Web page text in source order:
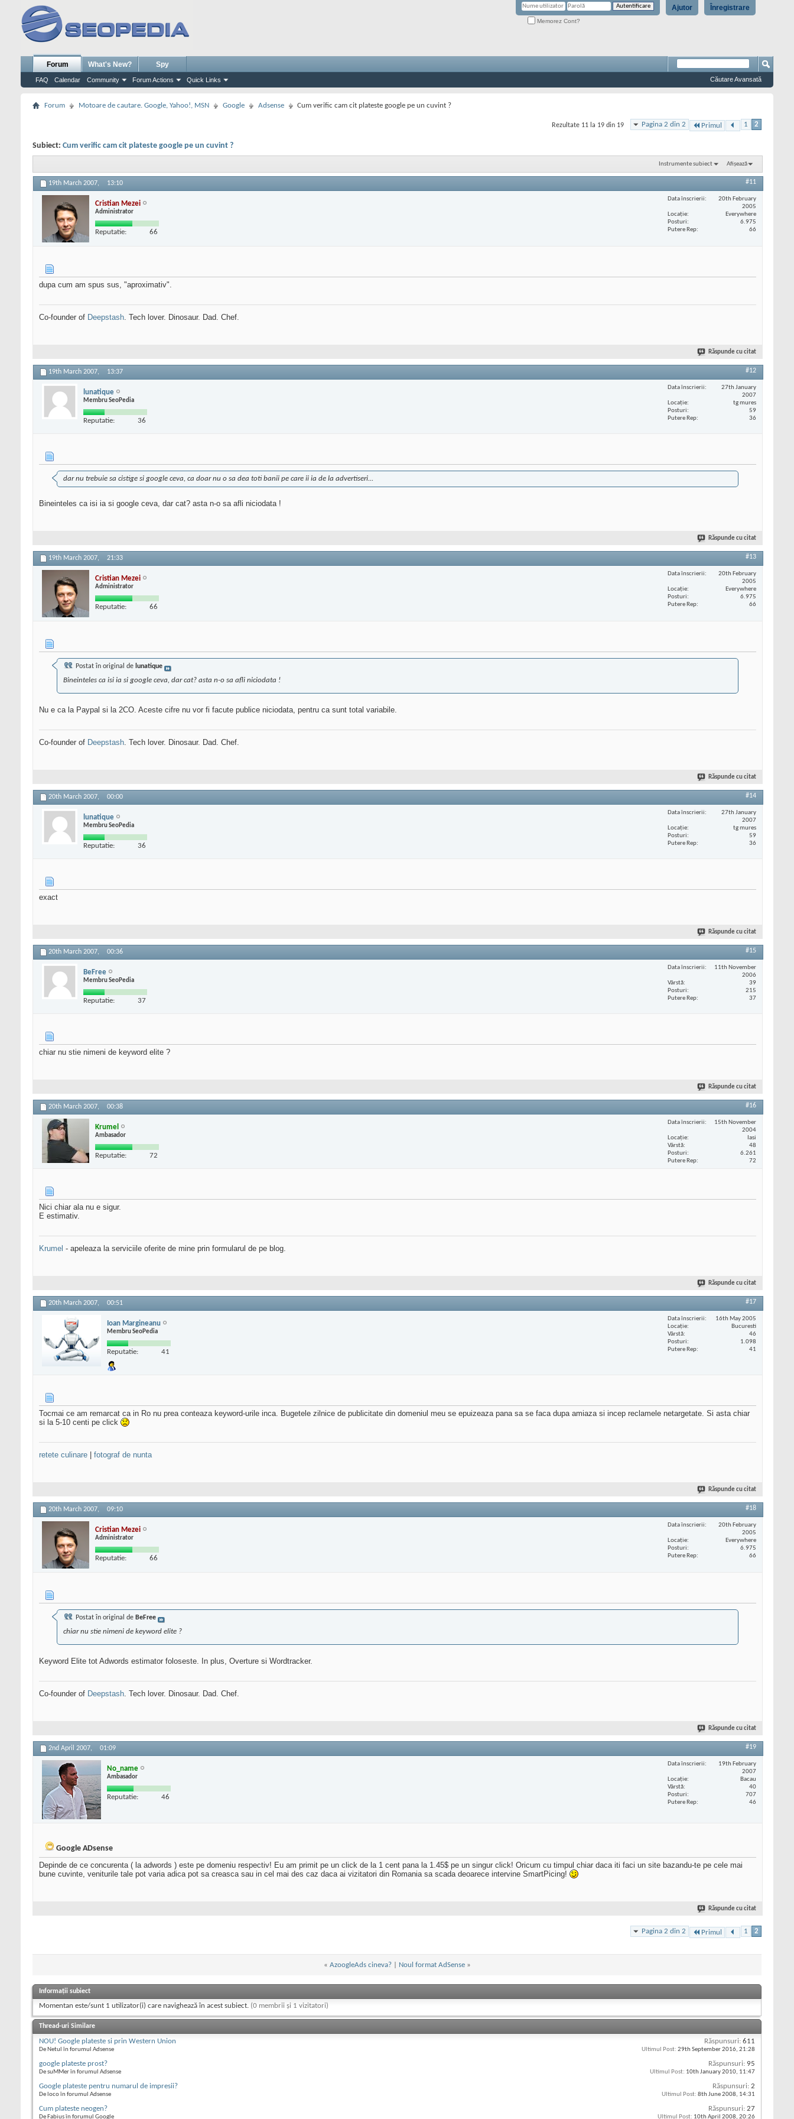
Înregistrare
Ajutor
Memorez Cont?
Forum
FAQ Calendar Community Forum Actions Quick Links
What's New? Spy
Căutare Avansată
Forum Motoare de cautare. Google, Yahoo!, MSN Google Adsense Cum verific cam cit plateste google pe un cuvint ?
Pagina 2 din 2 Primul 1 2
Rezultate 11 la 19 din 19
Subiect: Cum verific cam cit plateste google pe un cuvint ?
Instrumente subiect Afișează
19th March 2007, 13:10 #11
Cristian Mezei
Administrator
Reputatie: 66
Data înscrierii
20th February
2005
Locaţie
Everywhere
Posturi
6.975
Putere Rep
66
dupa cum am spus sus, "aproximativ".
Co-founder of Deepstash. Tech lover. Dinosaur. Dad. Chef.
Răspunde cu citat
19th March 2007, 13:37 #12
lunatique
Membru SeoPedia
Reputatie: 36
Data înscrierii
27th January
2007
Locaţie
tg mures
Posturi
59
Putere Rep
36
dar nu trebuie sa cistige si google ceva, ca doar nu o sa dea toti banii pe care ii ia de la advertiseri...
Bineinteles ca isi ia si google ceva, dar cat? asta n-o sa afli niciodata !
Răspunde cu citat
19th March 2007, 21:33 #13
Cristian Mezei
Administrator
Reputatie: 66
Data înscrierii
20th February
2005
Locaţie
Everywhere
Posturi
6.975
Putere Rep
66
Postat în original de lunatique
Bineinteles ca isi ia si google ceva, dar cat? asta n-o sa afli niciodata !
Nu e ca la Paypal si la 2CO. Aceste cifre nu vor fi facute publice niciodata, pentru ca sunt total variabile.
Co-founder of Deepstash. Tech lover. Dinosaur. Dad. Chef.
Răspunde cu citat
20th March 2007, 00:00 #14
lunatique
Membru SeoPedia
Reputatie: 36
Data înscrierii
27th January
2007
Locaţie
tg mures
Posturi
59
Putere Rep
36
exact
Răspunde cu citat
20th March 2007, 00:36 #15
BeFree
Membru SeoPedia
Reputatie: 37
Data înscrierii
11th November
2006
Vârstă
39
Posturi
215
Putere Rep
37
chiar nu stie nimeni de keyword elite ?
Răspunde cu citat
20th March 2007, 00:38 #16
Krumel
Ambasador
Reputatie: 72
Data înscrierii
15th November
2004
Locaţie
Iasi
Vârstă
48
Posturi
6.261
Putere Rep
72
Nici chiar ala nu e sigur.
E estimativ.
Krumel - apeleaza la serviciile oferite de mine prin formularul de pe blog.
Răspunde cu citat
20th March 2007, 00:51 #17
Ioan Margineanu
Membru SeoPedia
Reputatie: 41
Data înscrierii
16th May 2005
Locaţie
Bucuresti
Vârstă
46
Posturi
1.098
Putere Rep
41
Tocmai ce am remarcat ca in Ro nu prea conteaza keyword-urile inca. Bugetele zilnice de publicitate din domeniul meu se epuizeaza pana sa se faca dupa amiaza si incep reclamele netargetate. Si asta chiar
si la 5-10 centi pe click
retete culinare fotograf de nunta
Răspunde cu citat
20th March 2007, 09:10 #18
Cristian Mezei
Administrator
Reputatie: 66
Data înscrierii
20th February
2005
Locaţie
Everywhere
Posturi
6.975
Putere Rep
66
Postat în original de BeFree
chiar nu stie nimeni de keyword elite ?
Keyword Elite tot Adwords estimator foloseste. In plus, Overture si Wordtracker.
Co-founder of Deepstash. Tech lover. Dinosaur. Dad. Chef.
Răspunde cu citat
2nd April 2007, 01:09 #19
No_name
Ambasador
Reputatie: 46
Data înscrierii
19th February
2007
Locaţie
Bacau
Vârstă
40
Posturi
707
Putere Rep
46
Google ADsense
Depinde de ce concurenta ( la adwords ) este pe domeniu respectiv! Eu am primit pe un click de la 1 cent pana la 1.45$ pe un singur click! Oricum cu timpul chiar daca iti faci un site bazandu-te pe cele mai
bune cuvinte, veniturile tale pot varia adica pot sa creasca sau in cel mai des caz daca ai vizitatori din Romania sa scada deoarece intervine SmartPicing!
Răspunde cu citat
Pagina 2 din 2 Primul 1 2
« AzoogleAds cineva?| Noul format AdSense »
Informații subiect
Momentan este/sunt 1 utilizator(i) care navighează în acest subiect. (0 membrii și 1 vizitatori)
Thread-uri Similare
NOU! Google plateste si prin Western Union
De Netul în forumul Adsense
Răspunsuri: 611
Ultimul Post: 29th September 2016, 21:28
google plateste prost?
De suMMer în forumul Adsense
Răspunsuri: 95
Ultimul Post: 10th January 2010, 11:47
Google plateste pentru numarul de impresii?
De loco în forumul Adsense
Răspunsuri: 2
Ultimul Post: 8th June 2008, 14:31
Cum plateste neogen?
De Fabius în forumul Google
Răspunsuri: 27
Ultimul Post: 10th April 2008, 20:26